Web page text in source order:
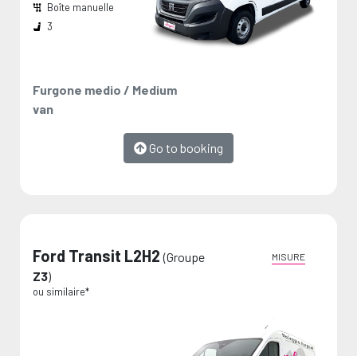
Furgone medio / Medium
van
Go to booking
Boîte manuelle
3
Ford Transit L2H2(Groupe
Z3)
ou similaire*
MISURE